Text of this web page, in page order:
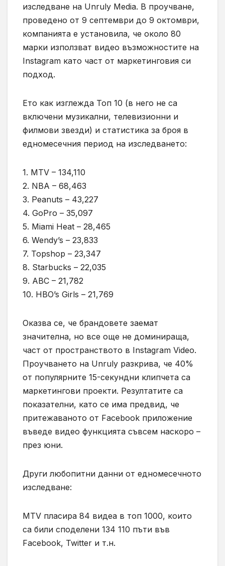
изследване на Unruly Media. В проучване,
проведено от 9 септември до 9 октомври,
компанията е установила, че около 80
марки използват видео възможностите на
Instagram като част от маркетинговия си
подход.
Ето как изглежда Топ 10 (в него не са
включени музикални, телевизионни и
филмови звезди) и статистика за броя в
едномесечния период на изследването:
1. MTV – 134,110
2. NBA – 68,463
3. Peanuts – 43,227
4. GoPro – 35,097
5. Miami Heat – 28,465
6. Wendy’s – 23,833
7. Topshop – 23,347
8. Starbucks – 22,035
9. ABC – 21,782
10. HBO’s Girls – 21,769
Оказва се, че брандовете заемат
значителна, но все още не доминираща,
част от пространството в Instagram Video.
Проучването на Unruly разкрива, че 40%
от популярните 15-секундни клипчета са
маркетингови проекти. Резултатите са
показателни, като се има предвид, че
притежаваното от Facebook приложение
въведе видео функцията съвсем наскоро –
през юни.
Други любопитни данни от едномесечното
изследване:
MTV пласира 84 видеа в топ 1000, които
са били споделени 134 110 пъти във
Facebook, Twitter и т.н.